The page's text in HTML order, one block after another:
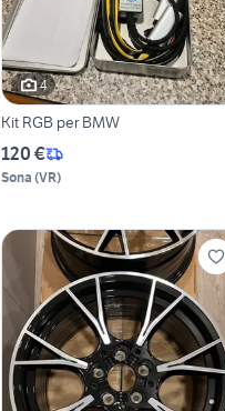
4
Kit RGB per BMW
120 €
Sona (VR)